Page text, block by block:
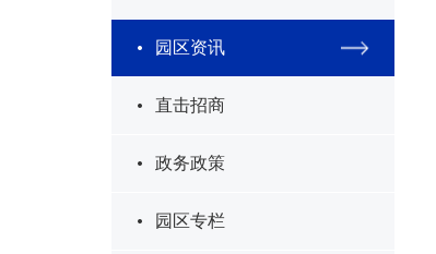
园区资讯
直击招商
政务政策
园区专栏